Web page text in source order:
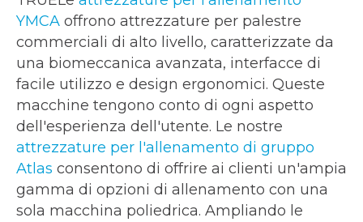
YMCA offrono attrezzature per palestre
commerciali di alto livello, caratterizzate da
una biomeccanica avanzata, interfacce di
facile utilizzo e design ergonomici. Queste
macchine tengono conto di ogni aspetto
dell'esperienza dell'utente. Le nostre
attrezzature per l'allenamento di gruppo
Atlas consentono di offrire ai clienti un'ampia
gamma di opzioni di allenamento con una
sola macchina poliedrica. Ampliando le